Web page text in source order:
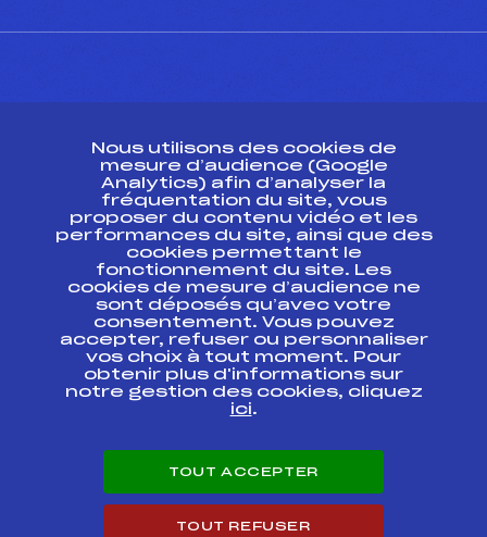
ESPACE PRESSE
Ressources
Pass’Neige
Projet sportif fédéral
Projet de performance fédéral
Antidopage
Pôle Développement, Formation, Suivi
Scientifique
Listes ministérielles
Pôle vie de l’athlète
Carrières
Nous utilisons des cookies de
mesure d’audience (Google
Analytics) afin d’analyser la
fréquentation du site, vous
proposer du contenu vidéo et les
performances du site, ainsi que des
cookies permettant le
fonctionnement du site. Les
cookies de mesure d’audience ne
sont déposés qu’avec votre
consentement. Vous pouvez
accepter, refuser ou personnaliser
vos choix à tout moment. Pour
obtenir plus d'informations sur
notre gestion des cookies, cliquez
ici.
TOUT ACCEPTER
TOUT REFUSER